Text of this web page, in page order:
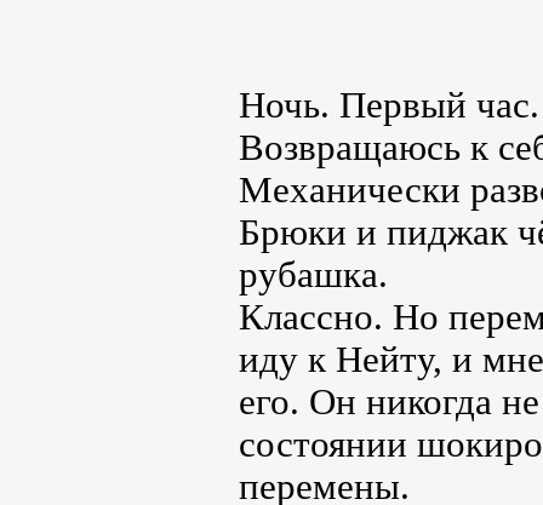
Ночь. Первый
Возвращаюсь к
Механически
Брюки и пиджак
рубашка.
Классно. Но
иду к Нейту, и
его. Он никогда
состоянии
перемены.